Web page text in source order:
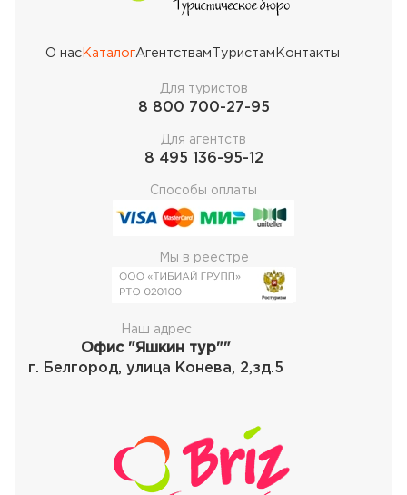
О насКаталогАгентствам Туристам Контакты
Для туристов
8 800 700-27-95
Для агентств
8 495 136-95-12
Способы оплаты
Мы в реестре
Наш адрес
Офис "Яшкин тур""
г. Белгород, улица Конева, 2,зд.5